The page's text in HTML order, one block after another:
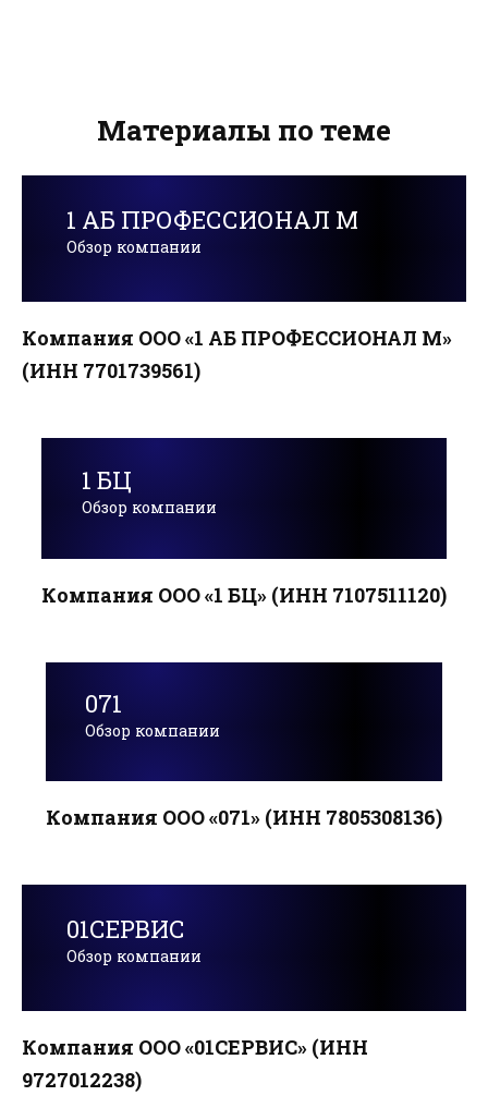
Материалы по теме
1 АБ ПРОФЕССИОНАЛ М
Обзор компании
Компания ООО «1 АБ ПРОФЕССИОНАЛ М»
(ИНН 7701739561)
1 БЦ
Обзор компании
Компания ООО «1 БЦ» (ИНН 7107511120)
071
Обзор компании
Компания ООО «071» (ИНН 7805308136)
01СЕРВИС
Обзор компании
Компания ООО «01СЕРВИС» (ИНН
9727012238)